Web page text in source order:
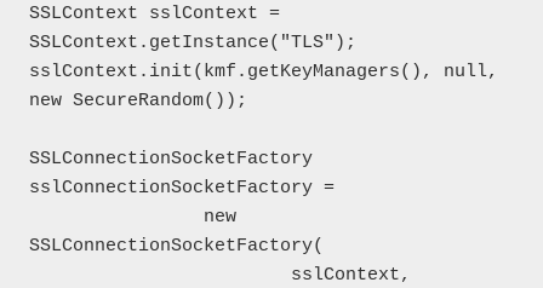
SSLContext sslContext =
SSLContext.getInstance("TLS");
sslContext.init(kmf.getKeyManagers(), null,
new SecureRandom());
SSLConnectionSocketFactory
sslConnectionSocketFactory =
SSLConnectionSocketFactory(